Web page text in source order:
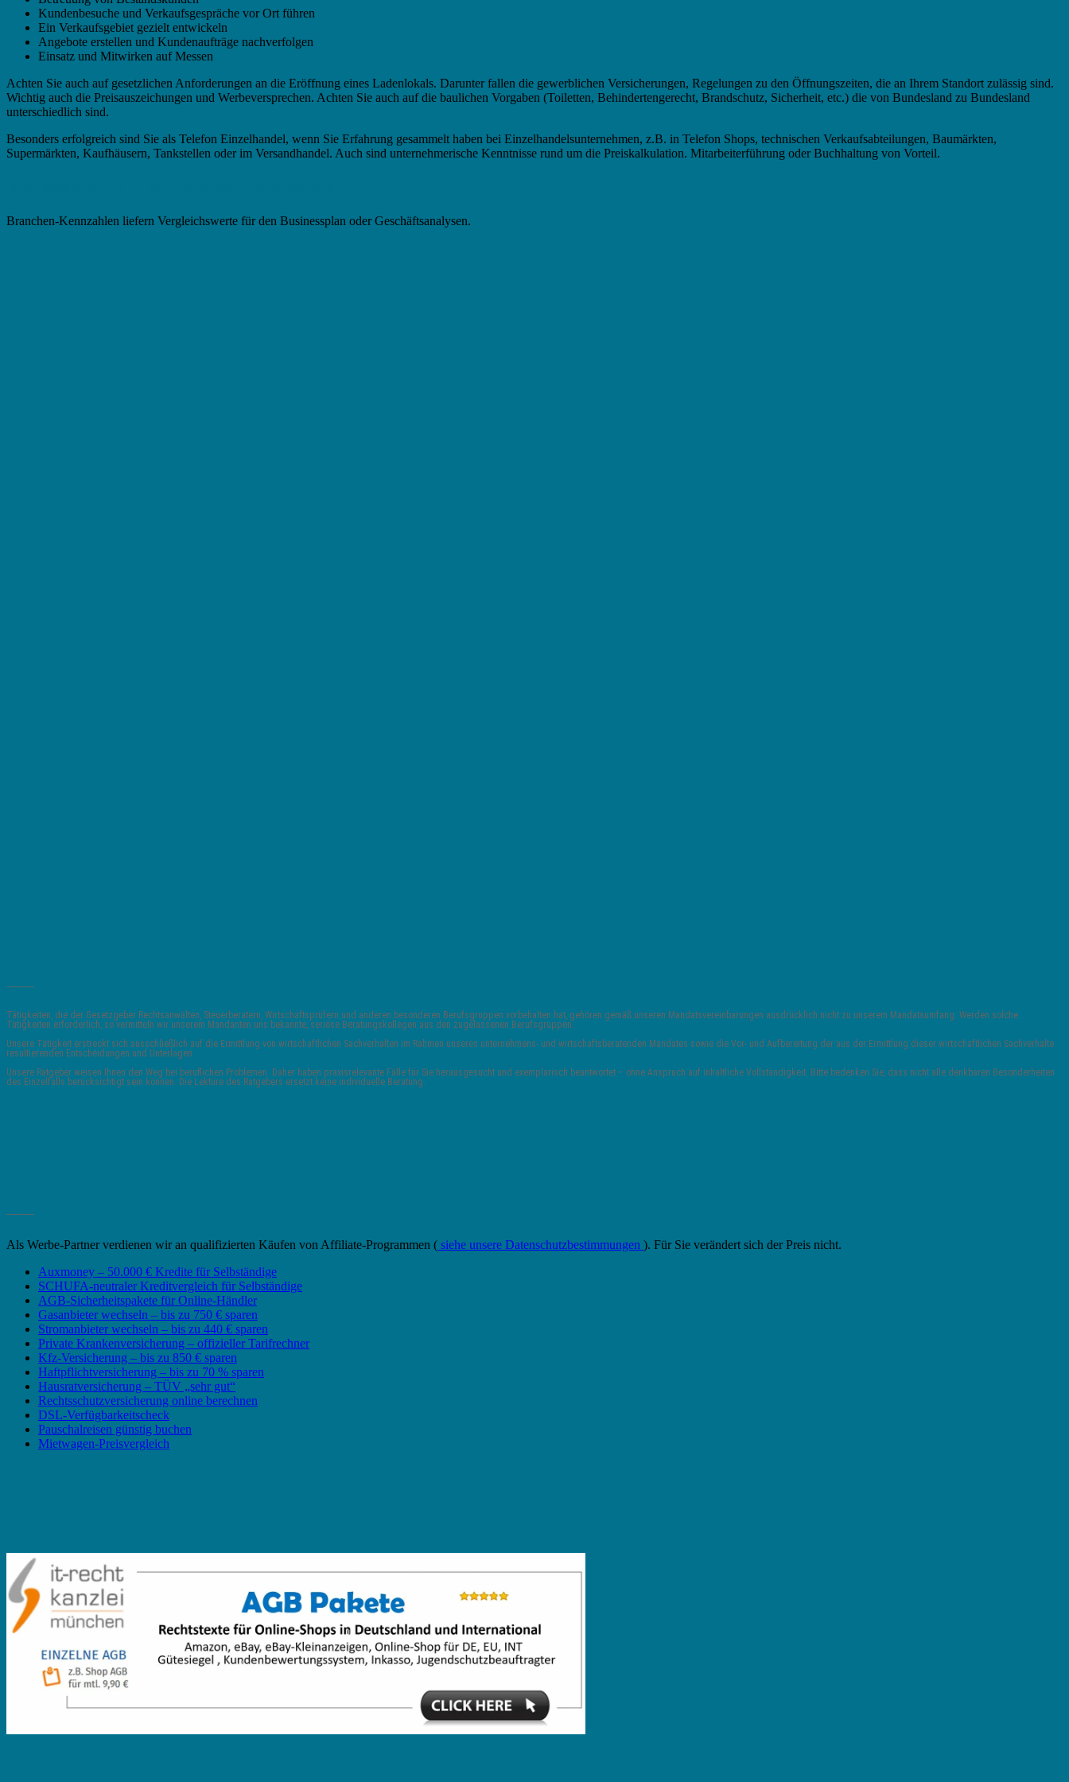
Kundenbesuche und Verkaufsgespräche vor Ort führen
Ein Verkaufsgebiet gezielt entwickeln
Angebote erstellen und Kundenaufträge nachverfolgen
Einsatz und Mitwirken auf Messen
Achten Sie auch auf gesetzlichen Anforderungen an die Eröffnung eines Ladenlokals. Darunter fallen die gewerblichen Versicherungen, Regelungen zu den Öffnungszeiten, die an Ihrem Standort zulässig sind.
Wichtig auch die Preisauszeichungen und Werbeversprechen. Achten Sie auch auf die baulichen Vorgaben (Toiletten, Behindertengerecht, Brandschutz, Sicherheit, etc.) die von Bundesland zu Bundesland
unterschiedlich sind.
Besonders erfolgreich sind Sie als Telefon Einzelhandel, wenn Sie Erfahrung gesammelt haben bei Einzelhandelsunternehmen, z.B. in Telefon Shops, technischen Verkaufsabteilungen, Baumärkten,
Supermärkten, Kaufhäusern, Tankstellen oder im Versandhandel. Auch sind unternehmerische Kenntnisse rund um die Preiskalkulation. Mitarbeiterführung oder Buchhaltung von Vorteil.
Branchen-Kennzahlen liefern Vergleichswerte für den Businessplan oder Geschäftsanalysen.
Tätigkeiten, die der Gesetzgeber Rechtsanwälten, Steuerberatern, Wirtschaftsprüfern und anderen besonderen Berufsgruppen vorbehalten hat, gehören gemäß unseren Mandatsvereinbarungen ausdrücklich nicht zu unserem Mandatsumfang. Werden solche
Tätigkeiten erforderlich, so vermitteln wir unserem Mandanten uns bekannte, seriöse Beratungskollegen aus den zugelassenen Berufsgruppen.
Unsere Tätigkeit erstreckt sich ausschließlich auf die Ermittlung von wirtschaftlichen Sachverhalten im Rahmen unseres unternehmens- und wirtschaftsberatenden Mandates sowie die Vor- und Aufbereitung der aus der Ermittlung dieser wirtschaftlichen Sachverhalte
resultierenden Entscheidungen und Unterlagen.
Unsere Ratgeber weisen Ihnen den Weg bei beruflichen Problemen. Daher haben praxisrelevante Fälle für Sie herausgesucht und exemplarisch beantwortet – ohne Anspruch auf inhaltliche Vollständigkeit. Bitte bedenken Sie, dass nicht alle denkbaren Besonderheiten
des Einzelfalls berücksichtigt sein können. Die Lektüre des Ratgebers ersetzt keine individuelle Beratung.
Als Werbe-Partner verdienen wir an qualifizierten Käufen von Affiliate-Programmen ( siehe unsere Datenschutzbestimmungen ). Für Sie verändert sich der Preis nicht.
Auxmoney – 50.000 € Kredite für Selbständige
SCHUFA-neutraler Kreditvergleich für Selbständige
AGB-Sicherheitspakete für Online-Händler
Gasanbieter wechseln – bis zu 750 € sparen
Stromanbieter wechseln – bis zu 440 € sparen
Private Krankenversicherung – offizieller Tarifrechner
Kfz-Versicherung – bis zu 850 € sparen
Haftpflichtversicherung – bis zu 70 % sparen
Hausratversicherung – TÜV „sehr gut“
Rechtsschutzversicherung online berechnen
DSL-Verfügbarkeitscheck
Pauschalreisen günstig buchen
Mietwagen-Preisvergleich